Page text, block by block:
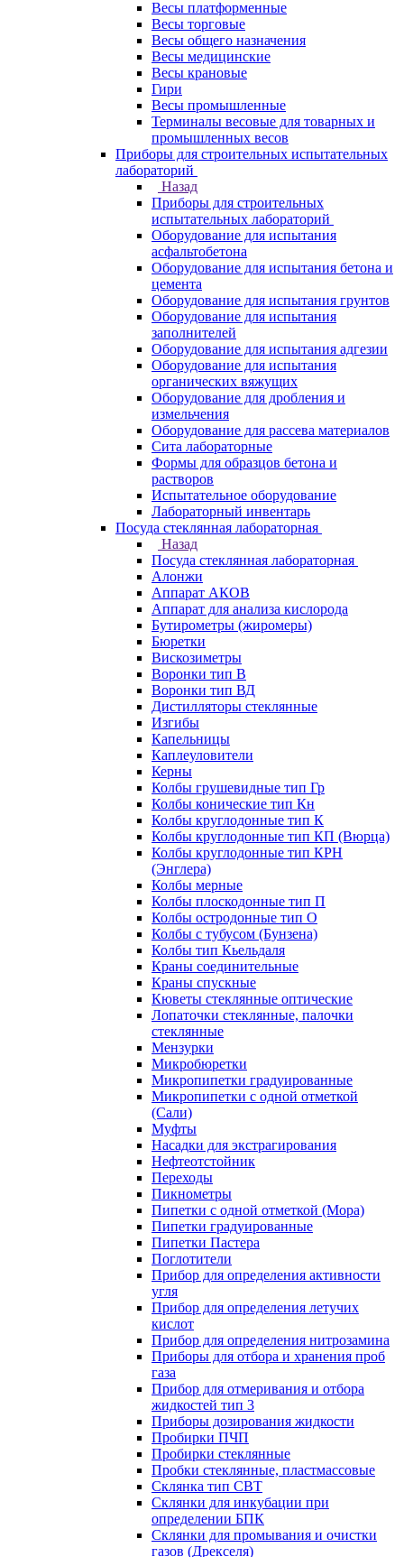
Весы платформенные
Весы торговые
Весы общего назначения
Весы медицинские
Весы крановые
Гири
Весы промышленные
Терминалы весовые для товарных и
промышленных весов
Приборы для строительных испытательных
лабораторий
Назад
Приборы для строительных
испытательных лабораторий
Оборудование для испытания
асфальтобетона
Оборудование для испытания бетона и
цемента
Оборудование для испытания грунтов
Оборудование для испытания
заполнителей
Оборудование для испытания адгезии
Оборудование для испытания
органических вяжущих
Оборудование для дробления и
измельчения
Оборудование для рассева материалов
Сита лабораторные
Формы для образцов бетона и
растворов
Испытательное оборудование
Лабораторный инвентарь
Посуда стеклянная лабораторная
Назад
Посуда стеклянная лабораторная
Алонжи
Аппарат АКОВ
Аппарат для анализа кислорода
Бутирометры (жиромеры)
Бюретки
Вискозиметры
Воронки тип В
Воронки тип ВД
Дистилляторы стеклянные
Изгибы
Капельницы
Каплеуловители
Керны
Колбы грушевидные тип Гр
Колбы конические тип Кн
Колбы круглодонные тип К
Колбы круглодонные тип КП (Вюрца)
Колбы круглодонные тип КРН
(Энглера)
Колбы мерные
Колбы плоскодонные тип П
Колбы остродонные тип О
Колбы с тубусом (Бунзена)
Колбы тип Кьельдаля
Краны соединительные
Краны спускные
Кюветы стеклянные оптические
Лопаточки стеклянные, палочки
стеклянные
Мензурки
Микробюретки
Микропипетки градуированные
Микропипетки с одной отметкой
(Сали)
Муфты
Насадки для экстрагирования
Нефтеотстойник
Переходы
Пикнометры
Пипетки с одной отметкой (Мора)
Пипетки градуированные
Пипетки Пастера
Поглотители
Прибор для определения активности
угля
Прибор для определения летучих
кислот
Прибор для определения нитрозамина
Приборы для отбора и хранения проб
газа
Прибор для отмеривания и отбора
жидкостей тип 3
Приборы дозирования жидкости
Пробирки ПЧП
Пробирки стеклянные
Пробки стеклянные, пластмассовые
Склянка тип СВТ
Склянки для инкубации при
определении БПК
Склянки для промывания и очистки
газов (Дрекселя)